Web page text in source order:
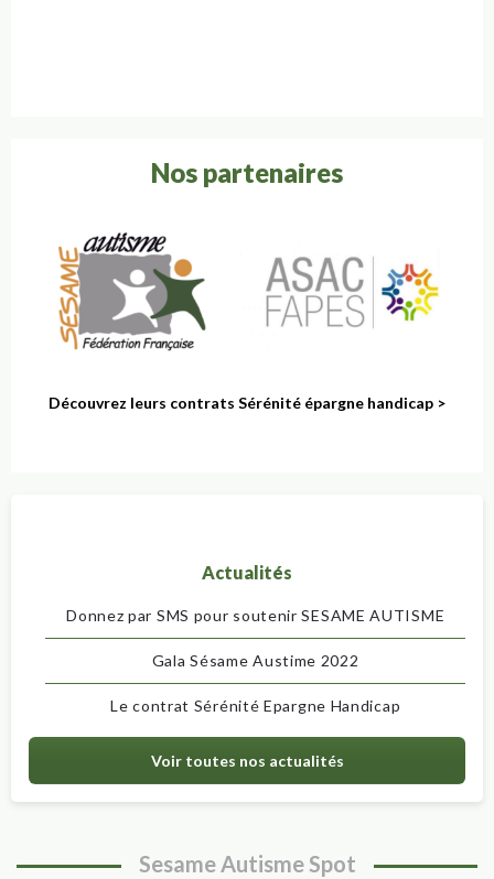
Nos partenaires
Découvrez leurs contrats Sérénité épargne handicap >
Actualités
Donnez par SMS pour soutenir SESAME AUTISME
Gala Sésame Austime 2022
Le contrat Sérénité Epargne Handicap
Voir toutes nos actualités
Sesame Autisme Spot